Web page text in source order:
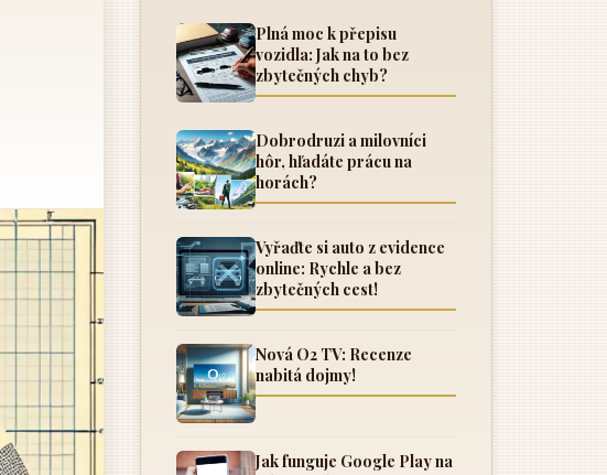
Plná moc k přepisu
vozidla: Jak na to bez
zbytečných chyb?
Dobrodruzi a milovníci
hôr, hľadáte prácu na
horách?
Vyřaďte si auto z evidence
online: Rychle a bez
zbytečných cest!
Nová O2 TV: Recenze
nabitá dojmy!
Jak funguje Google Play na